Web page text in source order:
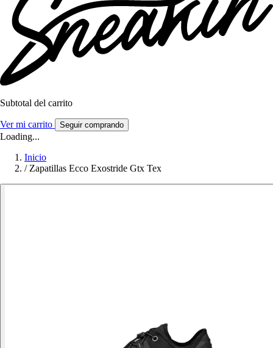
Subtotal del carrito
Ver mi carrito Seguir comprando
Loading...
Inicio
/ Zapatillas Ecco Exostride Gtx Tex